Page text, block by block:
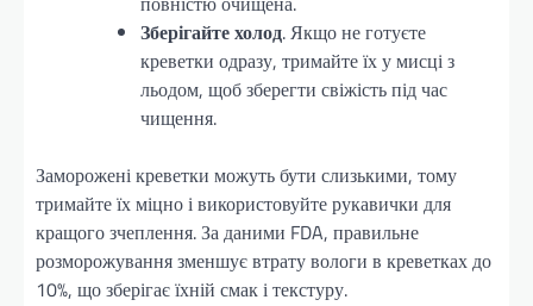
Зберігайте холод. Якщо не готуєте
креветки одразу, тримайте їх у мисці з
льодом, щоб зберегти свіжість під час
чищення.
Заморожені креветки можуть бути слизькими, тому
тримайте їх міцно і використовуйте рукавички для
кращого зчеплення. За даними FDA, правильне
розморожування зменшує втрату вологи в креветках до
10%, що зберігає їхній смак і текстуру.